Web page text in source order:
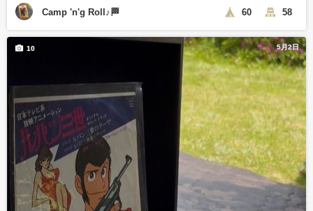
Camp 'n'g Roll♪🏁 60 58
5月2日
10